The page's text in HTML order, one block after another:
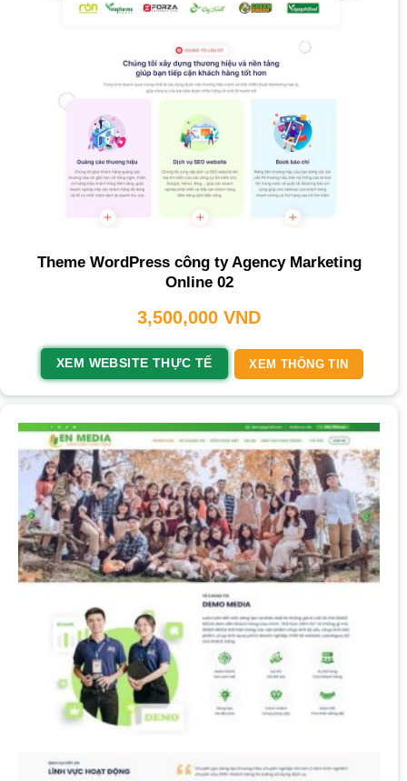
Theme WordPress công ty Agency Marketing
Online 02
3,500,000 VND
XEM WEBSITE THỰC TẾ XEM THÔNG TIN